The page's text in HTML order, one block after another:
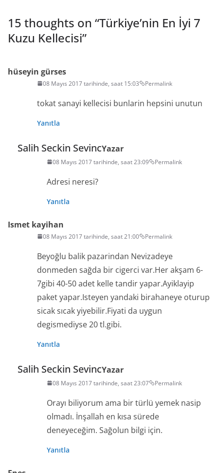
15 thoughts on “Türkiye’nin En İyi 7
Kuzu Kellecisi”
hüseyin gürses
08 Mayıs 2017 tarihinde, saat 15:03 Permalink
tokat sanayi kellecisi bunlarin hepsini unutun
Yanıtla
Salih Seckin SevincYazar
08 Mayıs 2017 tarihinde, saat 23:09 Permalink
Adresi neresi?
Yanıtla
Ismet kayihan
08 Mayıs 2017 tarihinde, saat 21:00 Permalink
Beyoğlu balik pazarindan Nevizadeye
donmeden sağda bir cigerci var.Her akşam 6-
7gibi 40-50 adet kelle tandir yapar.Ayiklayip
paket yapar.Isteyen yandaki birahaneye oturup
sicak sıcak yiyebilir.Fiyati da uygun
degismediyse 20 tl.gibi.
Yanıtla
Salih Seckin SevincYazar
08 Mayıs 2017 tarihinde, saat 23:07 Permalink
Orayı biliyorum ama bir türlü yemek nasip
olmadı. İnşallah en kısa sürede
deneyeceğim. Sağolun bilgi için.
Yanıtla